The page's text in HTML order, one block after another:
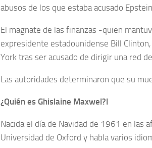
abusos de los que estaba acusado
El magnate de las finanzas -quien
expresidente estadounidense Bill
York tras ser acusado de dirigir una red
Las autoridades determinaron que su
¿Quién es Ghislaine Maxwel?l
Nacida el día de Navidad de 1961 en las
Universidad de Oxford y habla varios